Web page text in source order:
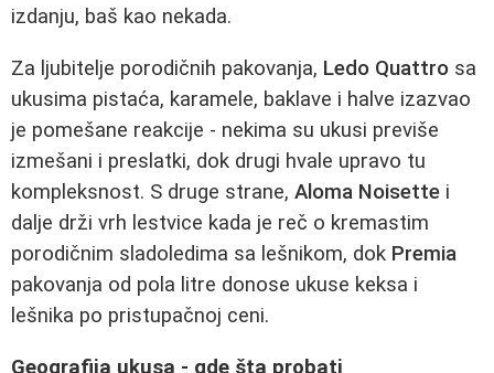
izdanju, baš kao nekada.
Za ljubitelje porodičnih pakovanja, Ledо Quattro sa
ukusima pistaća, karamele, baklave i halve izazvao
je pomešane reakcije - nekima su ukusi previše
izmešani i preslatki, dok drugi hvale upravo tu
kompleksnost. S druge strane, Aloma Noisette i
dalje drži vrh lestvice kada je reč o kremastim
porodičnim sladoledima sa lešnikom, dok Premia
pakovanja od pola litre donose ukuse keksa i
lešnika po pristupačnoj ceni.
Geografija ukusa - gde šta probati